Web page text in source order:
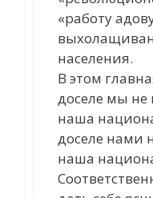
«работу
населения.
В этом
доселе мы не
наша
доселе нами
наша